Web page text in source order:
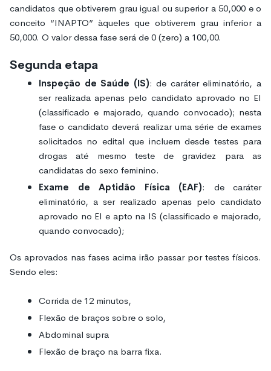
candidatos que obtiverem grau igual ou superior a 50,000 e o
conceito “INAPTO” àqueles que obtiverem grau inferior a
50,000. O valor dessa fase será de 0 (zero) a 100,00.
Segunda etapa
Inspeção de Saúde (IS): de caráter eliminatório, a
ser realizada apenas pelo candidato aprovado no EI
(classificado e majorado, quando convocado); nesta
fase o candidato deverá realizar uma série de exames
solicitados no edital que incluem desde testes para
drogas até mesmo teste de gravidez para as
candidatas do sexo feminino.
Exame de Aptidão Física (EAF): de caráter
eliminatório, a ser realizado apenas pelo candidato
aprovado no EI e apto na IS (classificado e majorado,
quando convocado);
Os aprovados nas fases acima irão passar por testes físicos.
Sendo eles:
Corrida de 12 minutos,
Flexão de braços sobre o solo,
Abdominal supra
Flexão de braço na barra fixa.